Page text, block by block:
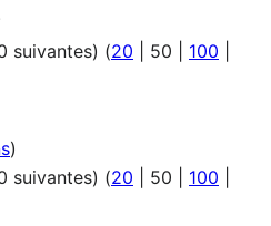
suivantes) (20 50 100
)
suivantes) (20 50 100